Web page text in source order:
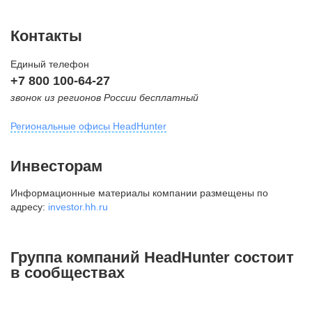
Контакты
Единый телефон
+7 800 100-64-27
звонок из регионов России бесплатный
Региональные офисы HeadHunter
внутригородская территория
Муниципальный округ Тверской,
2-я Брестская ул., д. 48,
+7 495 980-64-27
Инвесторам
Информационные материалы компании размещены по
адресу: investor.hh.ru
Группа компаний HeadHunter состоит
в сообществах